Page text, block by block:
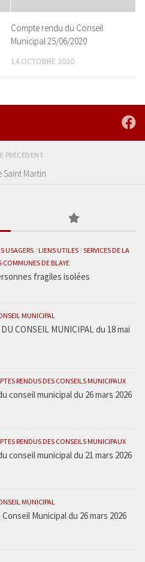
Compte rendu du Conseil
Municipal 25/06/2020
14 OCTOBRE 2020
PRÉCÉDENT
Saint Martin
USAGERS /LIENS UTILES /SERVICES DE LA
DE BLAYE
fragiles isolées
MUNICIPAL
CONSEIL MUNICIPAL du 18 mai
RENDUS DES CONSEILS MUNICIPAUX
conseil municipal du 26 mars 2026
RENDUS DES CONSEILS MUNICIPAUX
conseil municipal du 21 mars 2026
MUNICIPAL
Municipal du 26 mars 2026